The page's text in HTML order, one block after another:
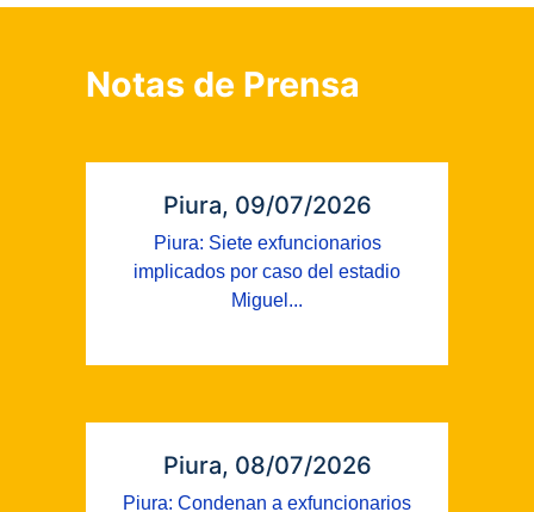
Notas de Prensa
Piura, 09/07/2026
Piura: Siete exfuncionarios
implicados por caso del estadio
Miguel...
Piura, 08/07/2026
Piura: Condenan a exfuncionarios